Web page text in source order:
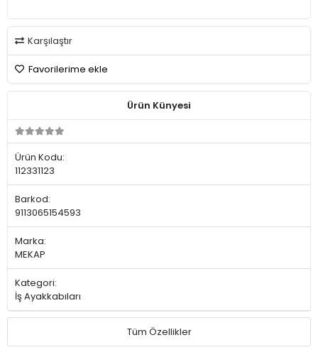
Karşılaştır
Favorilerime ekle
Ürün Künyesi
Ürün Kodu:
112331123
Barkod:
9113065154593
Marka:
MEKAP
Kategori:
İş Ayakkabıları
Tüm Özellikler